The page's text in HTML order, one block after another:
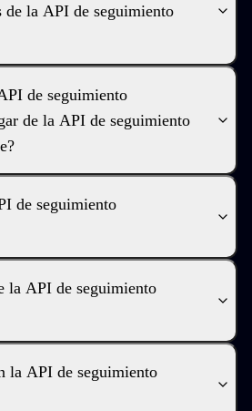
de la API de seguimiento
de seguimiento
de la API de seguimiento
de seguimiento
la API de seguimiento
la API de seguimiento